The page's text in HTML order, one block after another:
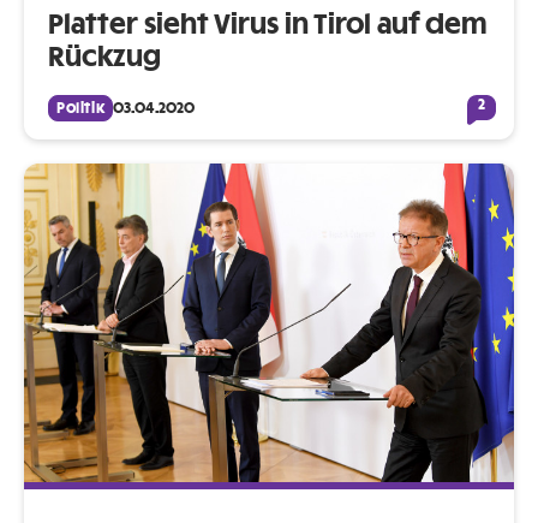
Platter sieht Virus in Tirol auf dem
Rückzug
Politik 03.04.2020 2